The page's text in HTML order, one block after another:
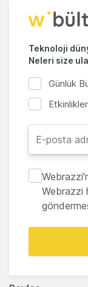
Teknoloji
Neleri size
Günlük
Etkinlikler
Webrazzi